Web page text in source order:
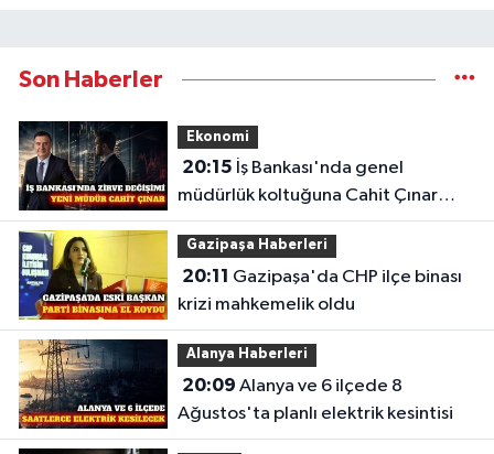
Son Haberler
Ekonomi
20:15
müdürlük koltuğuna Cahit Çınar
geçiyor
Gazipaşa Haberleri
20:11
krizi mahkemelik oldu
Alanya Haberleri
20:09
Ağustos'ta planlı elektrik kesintisi